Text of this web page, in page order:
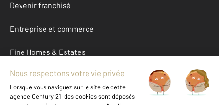
Devenir franchisé
Entreprise et commerce
Fine Homes & Estates
À propos
International